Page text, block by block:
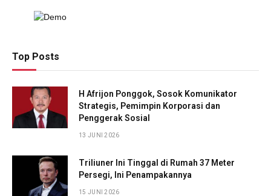
Top Posts
H Afrijon Ponggok, Sosok Komunikator
Strategis, Pemimpin Korporasi dan
Penggerak Sosial
13 JUNI 2026
Triliuner Ini Tinggal di Rumah 37 Meter
Persegi, Ini Penampakannya
15 JUNI 2026